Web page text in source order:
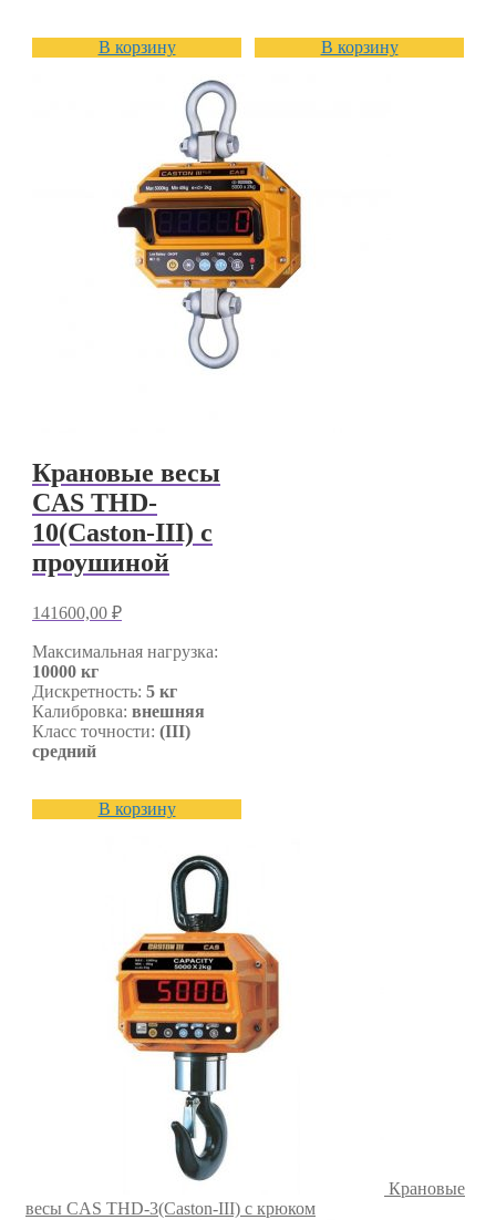
В корзину В корзину
Крановые весы
CAS THD-
10(Caston-III) с
проушиной
141600,00 ₽
Максимальная нагрузка:
10000 кг
Дискретность: 5 кг
Калибровка: внешняя
Класс точности: (III)
средний
В корзину
Крановые
весы CAS THD-3(Caston-III) с крюком